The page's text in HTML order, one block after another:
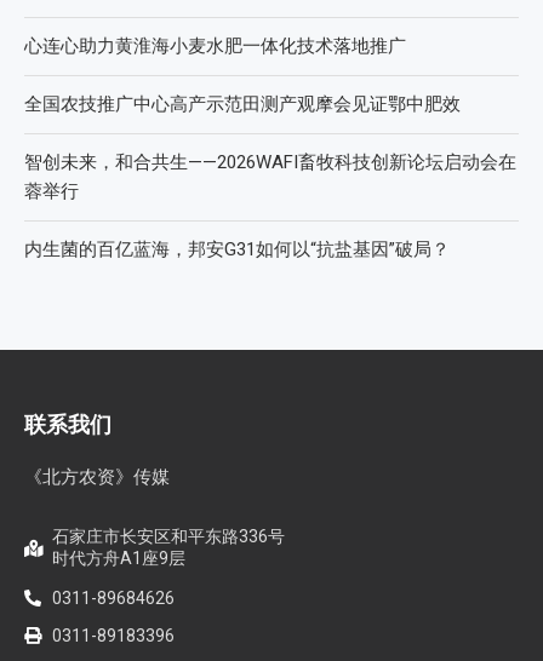
心连心助力黄淮海小麦水肥一体化技术落地推广
全国农技推广中心高产示范田测产观摩会见证鄂中肥效
智创未来，和合共生——2026WAFI畜牧科技创新论坛启动会在
蓉举行
内生菌的百亿蓝海，邦安G31如何以“抗盐基因”破局？
联系我们
《北方农资》传媒
石家庄市长安区和平东路336号
时代方舟A1座9层
0311-89684626
0311-89183396